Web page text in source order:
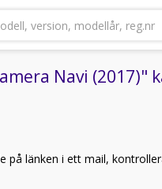
version, modellår, reg.nr
Navi
på länken i ett mail,